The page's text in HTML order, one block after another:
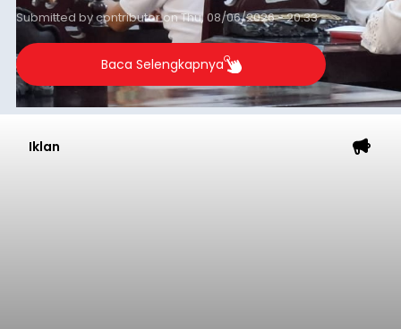
Submitted bycontributoronThu, 08/06/2026 - 20:33
Baca Selengkapnya
Iklan